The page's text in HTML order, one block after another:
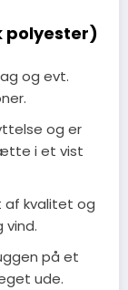
polyester)
og evt.
og er
i et vist
kvalitet og
vind.
på et
ude.